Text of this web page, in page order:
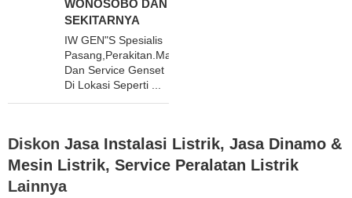
WONOSOBO DAN
SEKITARNYA
IW GEN"S Spesialis
Pasang,Perakitan.Maintanace
Dan Service Genset
Di Lokasi Seperti ...
Diskon Jasa Instalasi Listrik, Jasa Dinamo &
Mesin Listrik, Service Peralatan Listrik
Lainnya